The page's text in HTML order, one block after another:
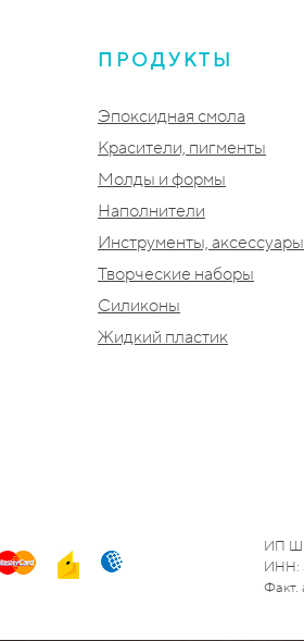
ПРОДУКТЫ
Эпоксидная смола
Красители, пигменты
Молды и формы
Наполнители
Инструменты, аксессуары
Творческие наборы
Силиконы
Жидкий пластик
ИП
ИНН:
Факт.